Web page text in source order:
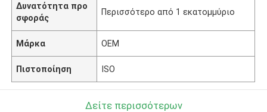
Δυνατότητα προ
σφοράς
Περισσότερο από 1 εκατομμύριο
Μάρκα OEM
Πιστοποίηση ISO
Δείτε περισσότερων